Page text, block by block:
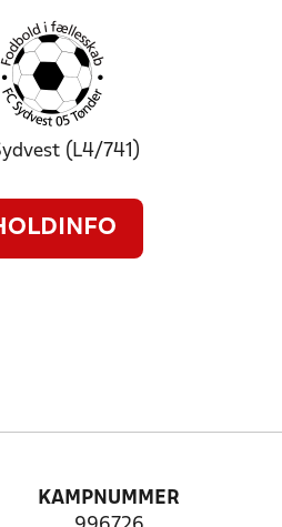
(L4/741)
KAMPNUMMER